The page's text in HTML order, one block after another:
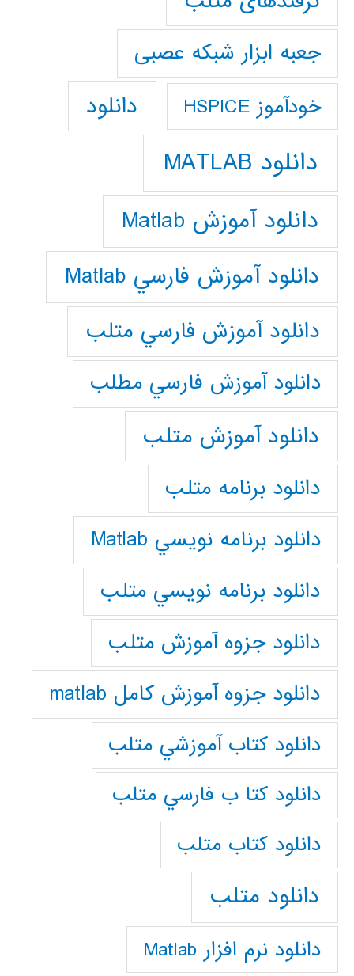
جعبه ابزار شبکه عصبی
خودآموز HSPICE دانلود
دانلود MATLAB
دانلود آموزش Matlab
دانلود آموزش فارسي Matlab
دانلود آموزش فارسي متلب
دانلود آموزش فارسي مطلب
دانلود آموزش متلب
دانلود برنامه متلب
دانلود برنامه نويسي Matlab
دانلود برنامه نويسي متلب
دانلود جزوه آموزش متلب
دانلود جزوه آموزش کامل matlab
دانلود كتاب آموزشي متلب
دانلود كتا ب فارسي متلب
دانلود كتاب متلب
دانلود متلب
دانلود نرم افزار Matlab